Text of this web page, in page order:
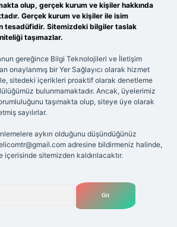
olup, gerçek kurum ve kişiler hakkında
Gerçek kurum ve kişiler ile isim
tesadüfidir. Sitemizdeki bilgiler taslak
taşımazlar.
gereğince Bilgi Teknolojileri ve İletişim
onaylanmış bir Yer Sağlayıcı olarak hizmet
sitedeki içerikleri proaktif olarak denetleme
bulunmamaktadır. Ancak, üyelerimiz
taşımakta olup, siteye üye olarak
sayılırlar.
aykırı olduğunu düşündüğünüz
adresine bildirmeniz halinde,
sitemizden kaldırılacaktır.